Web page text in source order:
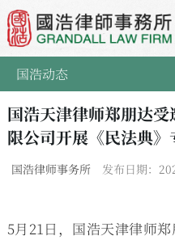
国浩动态
国浩天津律师郑朋达
限公司开展《民法典》
国浩律师事务所 发布日期：
5月21日，国浩天津律师